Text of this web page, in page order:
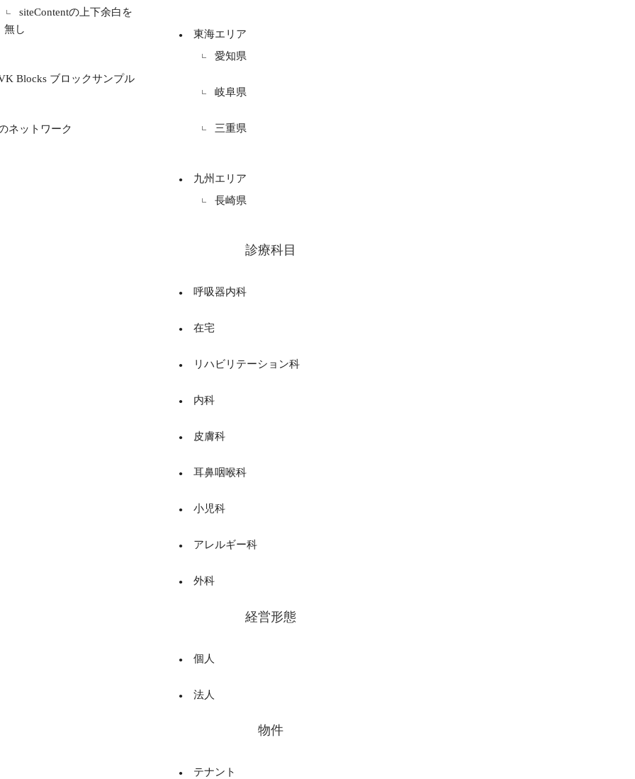
siteContentの上下余白を
無し
Blocks ブロックサンプル
ネットワーク
東海エリア
愛知県
岐阜県
三重県
九州エリア
長崎県
診療科目
呼吸器内科
在宅
リハビリテーション科
内科
皮膚科
耳鼻咽喉科
小児科
アレルギー科
外科
経営形態
個人
法人
物件
テナント